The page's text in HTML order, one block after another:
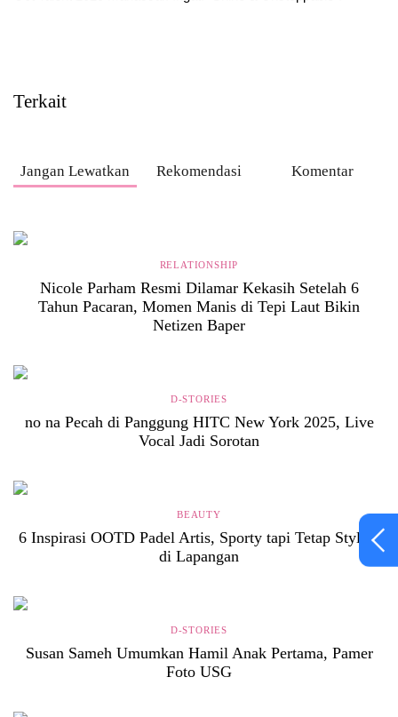
Terkait
Jangan Lewatkan Rekomendasi Komentar
RELATIONSHIP
Nicole Parham Resmi Dilamar Kekasih Setelah 6
Tahun Pacaran, Momen Manis di Tepi Laut Bikin
Netizen Baper
D-STORIES
no na Pecah di Panggung HITC New York 2025, Live
Vocal Jadi Sorotan
BEAUTY
6 Inspirasi OOTD Padel Artis, Sporty tapi Tetap Stylish
di Lapangan
D-STORIES
Susan Sameh Umumkan Hamil Anak Pertama, Pamer
Foto USG